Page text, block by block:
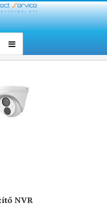
tervezés, telepítés,
kamera
Ft+Áfa
NVR